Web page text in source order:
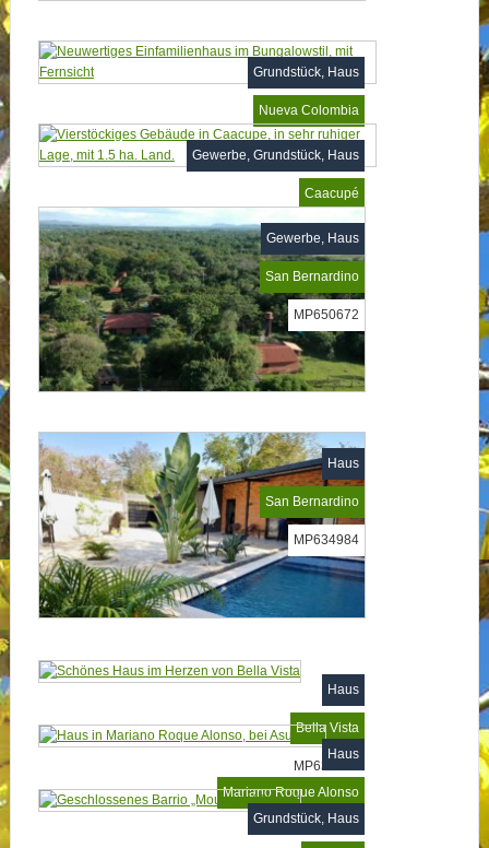
Grundstück, Haus
Nueva Colombia
MP659532
Gewerbe, Grundstück, Haus
Caacupé
MP653559
Gewerbe, Haus
San Bernardino
MP650672
Haus
San Bernardino
MP634984
Haus
Bella Vista
MP634742
Haus
Mariano Roque Alonso
Grundstück, Haus